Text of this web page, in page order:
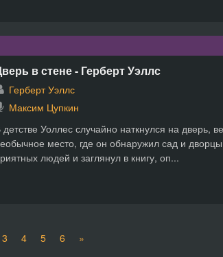
в стене - Герберт Уэллс
Герберт Уэллс
Максим Цупкин
детстве Уоллес случайно наткнулся на дверь,
место, где он обнаружил сад и
людей и заглянул в книгу, оп...
3 4 5 6 »